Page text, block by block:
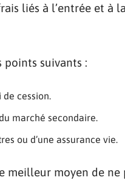
liés à l’entrée et à
suivants :
cession.
marché secondaire.
ou d’une assurance vie.
meilleur moyen de ne